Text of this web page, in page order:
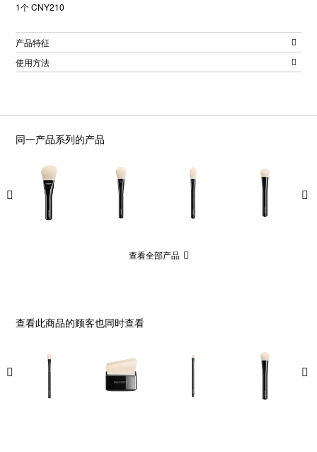
1个 CNY210
产品特征
使用方法
同一产品系列的产品
查看全部产品
查看此商品的顾客也同时查看